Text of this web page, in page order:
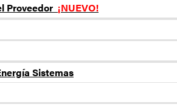
Proveedor ¡NUEVO!
Sistemas